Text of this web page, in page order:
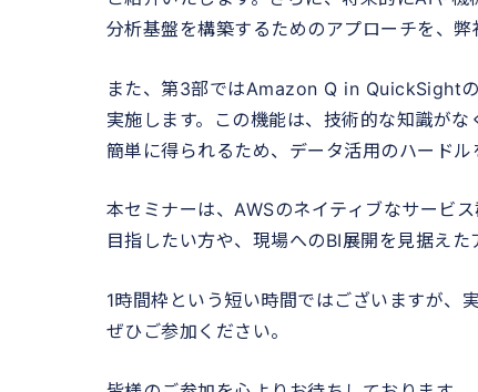
分析基盤を構築するためのアプローチを、弊
また、第3部ではAmazon Q in QuickSight
実施します。この機能は、技術的な知識が
簡単に得られるため、データ活用のハードル
本セミナーは、AWSのネイティブなサービ
目指したい方や、現場へのBI展開を見据えた
1時間枠という短い時間ではございますが、
ぜひご参加ください。